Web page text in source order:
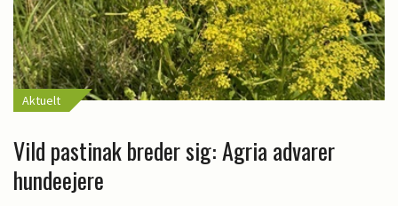
Aktuelt
Vild pastinak breder sig: Agria advarer
hundeejere